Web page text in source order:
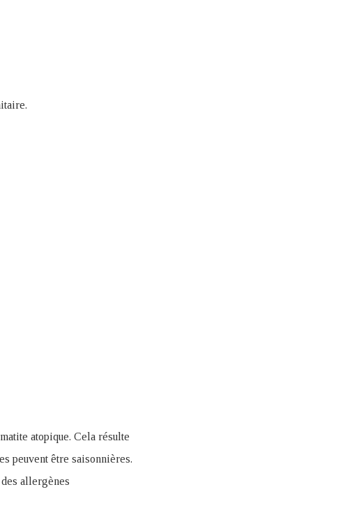
atopique. Cela résulte
peuvent être saisonnières.
allergènes